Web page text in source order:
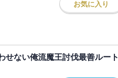
お気に入り
せない俺流魔王討伐最善ルート